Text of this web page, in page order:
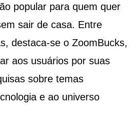
popular para quem quer
sair de casa. Entre
destaca-se o ZoomBucks,
aos usuários por suas
sobre temas
e ao universo